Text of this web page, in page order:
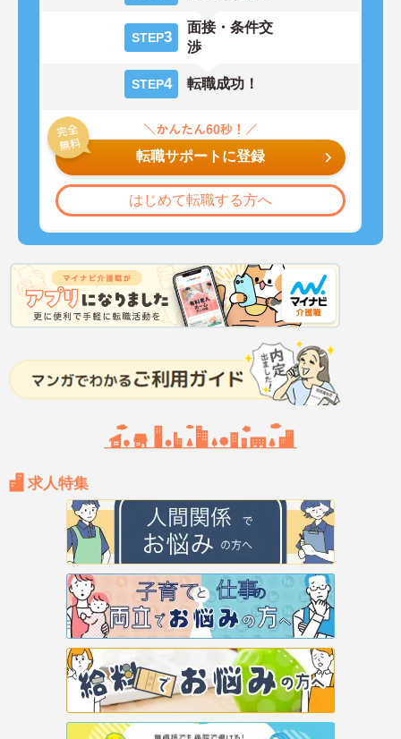
STEP3
面接・条件交
渉
STEP4 転職成功！
転職サポートに登録
はじめて転職する方へ
求人特集